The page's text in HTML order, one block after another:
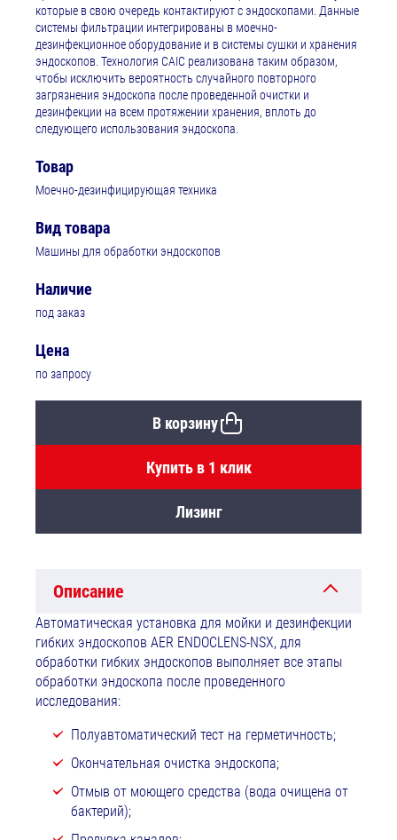
которые в свою очередь контактируют с эндоскопами. Данные
системы фильтрации интегрированы в моечно-
дезинфекционное оборудование и в системы сушки и хранения
эндоскопов. Технология CAIC реализована таким образом,
чтобы исключить вероятность случайного повторного
загрязнения эндоскопа после проведенной очистки и
дезинфекции на всем протяжении хранения, вплоть до
следующего использования эндоскопа.
Товар
Моечно-дезинфицирующая техника
Вид товара
Машины для обработки эндоскопов
Наличие
под заказ
Цена
по запросу
В корзину
Купить в 1 клик
Лизинг
Описание
Автоматическая установка для мойки и дезинфекции
гибких эндоскопов AER ENDOCLENS-NSX, для
обработки гибких эндоскопов выполняет все этапы
обработки эндоскопа после проведенного
исследования:
Полуавтоматический тест на герметичность;
Окончательная очистка эндоскопа;
Отмыв от моющего средства (вода очищена от
бактерий);